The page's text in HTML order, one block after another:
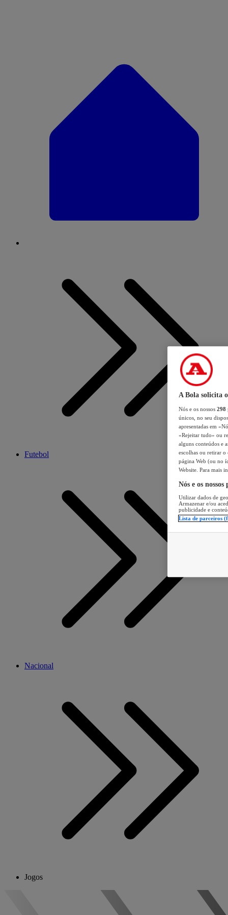
Futebol
Nacional
Jogos
A Bola solicita
Nós e os nossos 298
únicos, no seu
apresentadas em
«Rejeitar tudo» ou
alguns conteúdos e
escolhas ou retirar
página Web (ou no
Website. Para mais
Nós e os
Utilizar dados de
Armazenar e/ou
publicidade e
Lista de parceiros